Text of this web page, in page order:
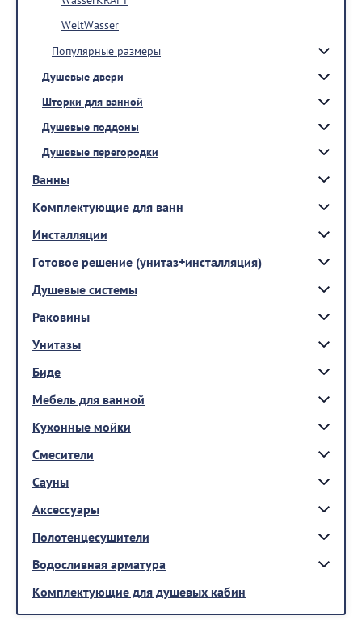
WeltWasser
Популярные размеры
Душевые двери
Шторки для ванной
Душевые поддоны
Душевые перегородки
Ванны
Комплектующие для ванн
Инсталляции
Готовое решение (унитаз+инсталляция)
Душевые системы
Раковины
Унитазы
Биде
Мебель для ванной
Кухонные мойки
Смесители
Сауны
Аксессуары
Полотенцесушители
Водосливная арматура
Комплектующие для душевых кабин